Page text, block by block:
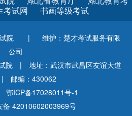
考试网 书画等级考试
院 |
维护：楚才考试服务有限
公司
院
|
地址：武汉市武昌区友谊大道
|
邮编：430062
鄂ICP备17028011号-1
备 42010602003969号